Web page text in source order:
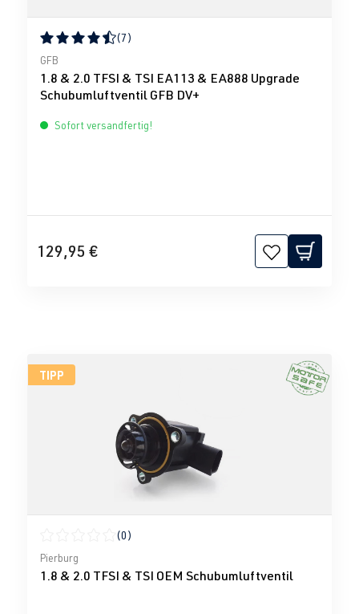
Durchschnittliche Bewertung von 4.43 von 5 Sternen
(7)
GFB
1.8 & 2.0 TFSI & TSI EA113 & EA888 Upgrade
Schubumluftventil GFB DV+
Sofort versandfertig!
129,95 €
TIPP
Durchschnittliche Bewertung von 0 von 5 Sternen
(0)
Pierburg
1.8 & 2.0 TFSI & TSI OEM Schubumluftventil